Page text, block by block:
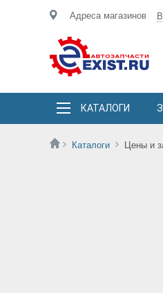
Адреса магазинов
КАТАЛОГИ
Каталоги Цены и